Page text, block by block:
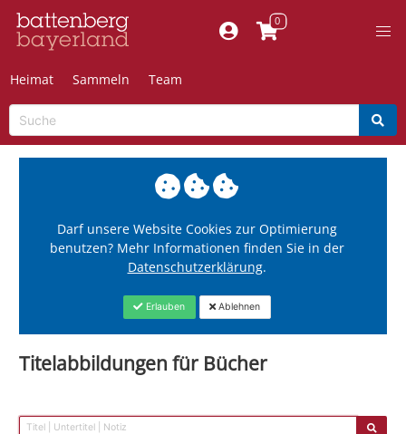
Heimat Sammeln Team
Darf unsere Website Cookies zur Optimierung
benutzen? Mehr Informationen finden Sie in der
Datenschutzerklärung.
Erlauben Ablehnen
Titelabbildungen für Bücher